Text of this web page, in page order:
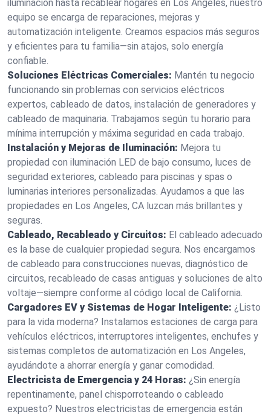
iluminación hasta recablear hogares en Los Angeles, nuestro
equipo se encarga de reparaciones, mejoras y
automatización inteligente. Creamos espacios más seguros
y eficientes para tu familia—sin atajos, solo energía
confiable.
Soluciones Eléctricas Comerciales: Mantén tu negocio
funcionando sin problemas con servicios eléctricos
expertos, cableado de datos, instalación de generadores y
cableado de maquinaria. Trabajamos según tu horario para
mínima interrupción y máxima seguridad en cada trabajo.
Instalación y Mejoras de Iluminación: Mejora tu
propiedad con iluminación LED de bajo consumo, luces de
seguridad exteriores, cableado para piscinas y spas o
luminarias interiores personalizadas. Ayudamos a que las
propiedades en Los Angeles, CA luzcan más brillantes y
seguras.
Cableado, Recableado y Circuitos: El cableado adecuado
es la base de cualquier propiedad segura. Nos encargamos
de cableado para construcciones nuevas, diagnóstico de
circuitos, recableado de casas antiguas y soluciones de alto
voltaje—siempre conforme al código local de California.
Cargadores EV y Sistemas de Hogar Inteligente: ¿Listo
para la vida moderna? Instalamos estaciones de carga para
vehículos eléctricos, interruptores inteligentes, enchufes y
sistemas completos de automatización en Los Angeles,
ayudándote a ahorrar energía y ganar comodidad.
Electricista de Emergencia y 24 Horas: ¿Sin energía
repentinamente, panel chisporroteando o cableado
expuesto? Nuestros electricistas de emergencia están